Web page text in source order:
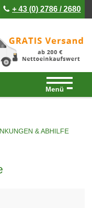
leer+ 43 (0) 2786 / 2680
Menü
& ABHILFE